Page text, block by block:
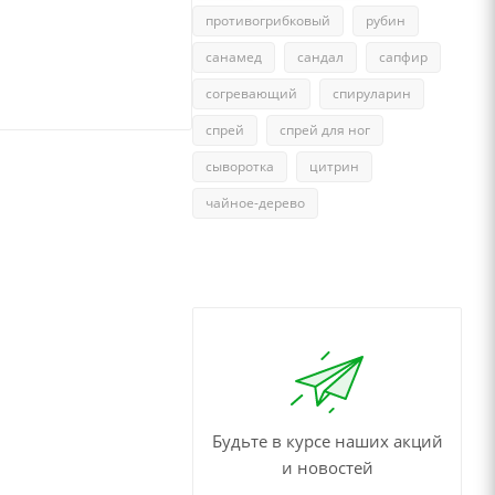
противогрибковый
рубин
санамед
сандал
сапфир
согревающий
спируларин
спрей
спрей для ног
сыворотка
цитрин
чайное-дерево
Будьте в курсе наших акций
и новостей